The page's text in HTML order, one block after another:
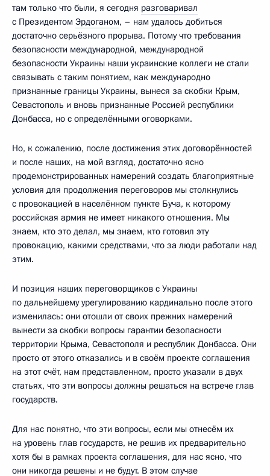
там только что были, я сегодня разговаривал
с Президентом Эрдоганом, – нам удалось добиться
достаточно серьёзного прорыва. Потому что требования
безопасности международной, международной
безопасности Украины наши украинские коллеги не стали
связывать с таким понятием, как международно
признанные границы Украины, вынеся за скобки Крым,
Севастополь и вновь признанные Россией республики
Донбасса, но с определёнными оговорками.
Но, к сожалению, после достижения этих договорённостей
и после наших, на мой взгляд, достаточно ясно
продемонстрированных намерений создать благоприятные
условия для продолжения переговоров мы столкнулись
с провокацией в населённом пункте Буча, к которому
российская армия не имеет никакого отношения. Мы
знаем, кто это делал, мы знаем, кто готовил эту
провокацию, какими средствами, что за люди работали над
этим.
И позиция наших переговорщиков с Украины
по дальнейшему урегулированию кардинально после этого
изменилась: они отошли от своих прежних намерений
вынести за скобки вопросы гарантии безопасности
территории Крыма, Севастополя и республик Донбасса. Они
просто от этого отказались и в своём проекте соглашения
на этот счёт, нам представленном, просто указали в двух
статьях, что эти вопросы должны решаться на встрече глав
государств.
Для нас понятно, что эти вопросы, если мы отнесём их
на уровень глав государств, не решив их предварительно
хотя бы в рамках проекта соглашения, для нас ясно, что
они никогда решены и не будут. В этом случае